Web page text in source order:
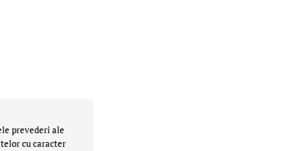
prevederi ale
cu caracter